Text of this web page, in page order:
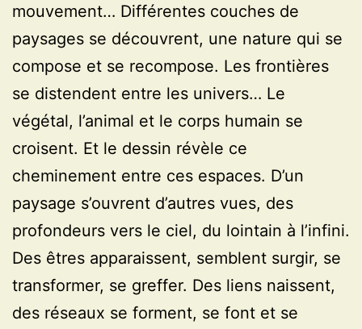
mouvement… Différentes couches de
paysages se découvrent, une nature qui se
compose et se recompose. Les frontières
se distendent entre les univers… Le
végétal, l’animal et le corps humain se
croisent. Et le dessin révèle ce
cheminement entre ces espaces. D’un
paysage s’ouvrent d’autres vues, des
profondeurs vers le ciel, du lointain à l’infini.
Des êtres apparaissent, semblent surgir, se
transformer, se greffer. Des liens naissent,
des réseaux se forment, se font et se